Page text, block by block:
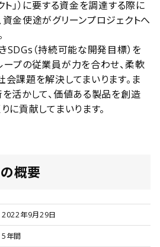
ト」）に要する資金を調達する際に
金使途がグリーンプロジェクトへ
SDGs（持続可能な開発目標）を
ープの従業員が力を合わせ、柔軟
課題を解決してまいります。ま
を活かして、価値ある製品を創造
に貢献してまいります。
概要
2022年9月29日
5年間